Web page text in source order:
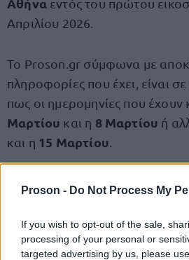
Proson - Do Not Process My
If you wish to opt-out of the sale,
processing of your personal or
targeted advertising by us, please
εντός του πρώτου
Απριλίου 2026.
Το Proson.gr σύμφωνα με
πληροφορίες που έχει, είναι
πως οι ημερομηνίες που έχουν
Μαρτίου και η 8 Μαρτίου ή
και η 15 Μαρτίου
Το πρώτο στάδιο εξέτασης
θεμάτων πολλαπλής επιλογής,
αντικείμενα: